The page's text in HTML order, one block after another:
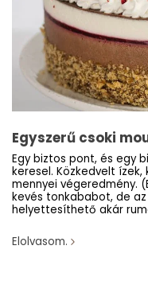
Egyszerű csoki
Egy biztos pont, és egy
keresel. Közkedvelt
mennyei végeredmény.
kevés tonkababot, de
helyettesíthető akár
Elolvasom.